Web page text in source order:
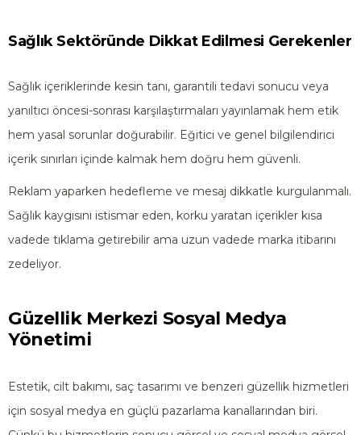
Sağlık Sektöründe Dikkat Edilmesi Gerekenler
Sağlık içeriklerinde kesin tanı, garantili tedavi sonucu veya
yanıltıcı öncesi-sonrası karşılaştırmaları yayınlamak hem etik
hem yasal sorunlar doğurabilir. Eğitici ve genel bilgilendirici
içerik sınırları içinde kalmak hem doğru hem güvenli.
Reklam yaparken hedefleme ve mesaj dikkatle kurgulanmalı.
Sağlık kaygısını istismar eden, korku yaratan içerikler kısa
vadede tıklama getirebilir ama uzun vadede marka itibarını
zedeliyor.
Güzellik Merkezi Sosyal Medya
Yönetimi
Estetik, cilt bakımı, saç tasarımı ve benzeri güzellik hizmetleri
için sosyal medya en güçlü pazarlama kanallarından biri.